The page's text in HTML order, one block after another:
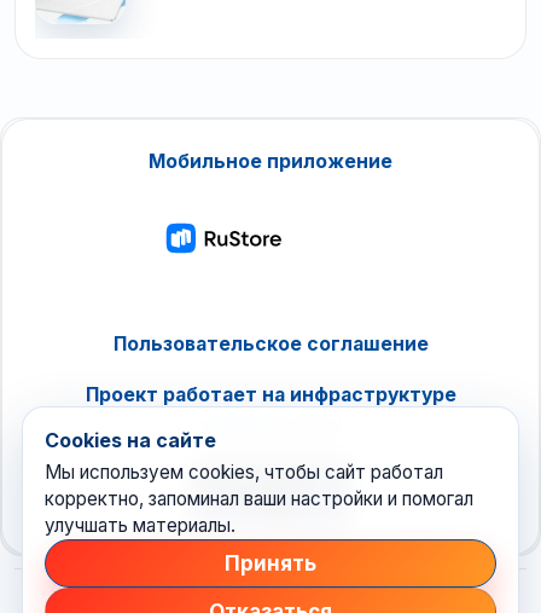
Мобильное приложение
Пользовательское соглашение
Проект работает на инфраструктуре
Cookies на сайте
Мы используем cookies, чтобы сайт работал
корректно, запоминал ваши настройки и помогал
улучшать материалы.
Принять